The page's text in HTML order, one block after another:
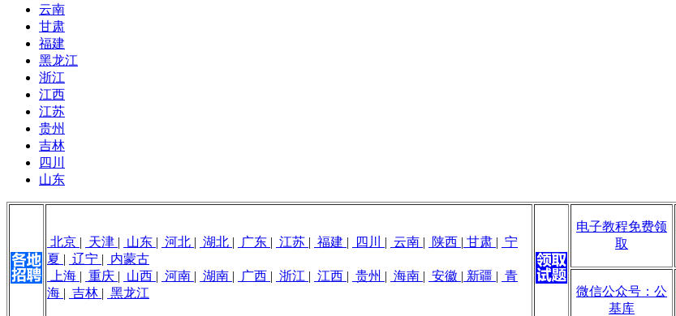
云南
甘肃
福建
黑龙江
浙江
江西
江苏
贵州
吉林
四川
山东
北京 | 天津 | 山东 | 河北 | 湖北 | 广东 | 江苏 | 福建 | 四川 | 云南 | 陕西 | 甘肃 | 宁
夏 | 辽宁 | 内蒙古
上海 | 重庆 | 山西 | 河南 | 湖南 | 广西 | 浙江 | 江西 | 贵州 | 海南 | 安徽 | 新疆 | 青
海 | 吉林 | 黑龙江
电子教程免费领
取
微信公众号：公
基库